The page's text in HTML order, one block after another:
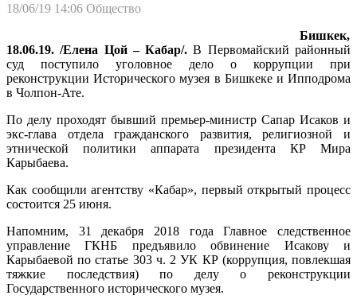
18/06/19 14:06 Общество
Бишкек,
18.06.19. /Елена Цой – Кабар/. В Первомайский районный
суд поступило уголовное дело о коррупции при
реконструкции Исторического музея в Бишкеке и Ипподрома
в Чолпон-Ате.
По делу проходят бывший премьер-министр Сапар Исаков и
экс-глава отдела гражданского развития, религиозной и
этнической политики аппарата президента КР Мира
Карыбаева.
Как сообщили агентству «Кабар», первый открытый процесс
состоится 25 июня.
Напомним, 31 декабря 2018 года Главное следственное
управление ГКНБ предъявило обвинение Исакову и
Карыбаевой по статье 303 ч. 2 УК КР (коррупция, повлекшая
тяжкие последствия) по делу о реконструкции
Государственного исторического музея.